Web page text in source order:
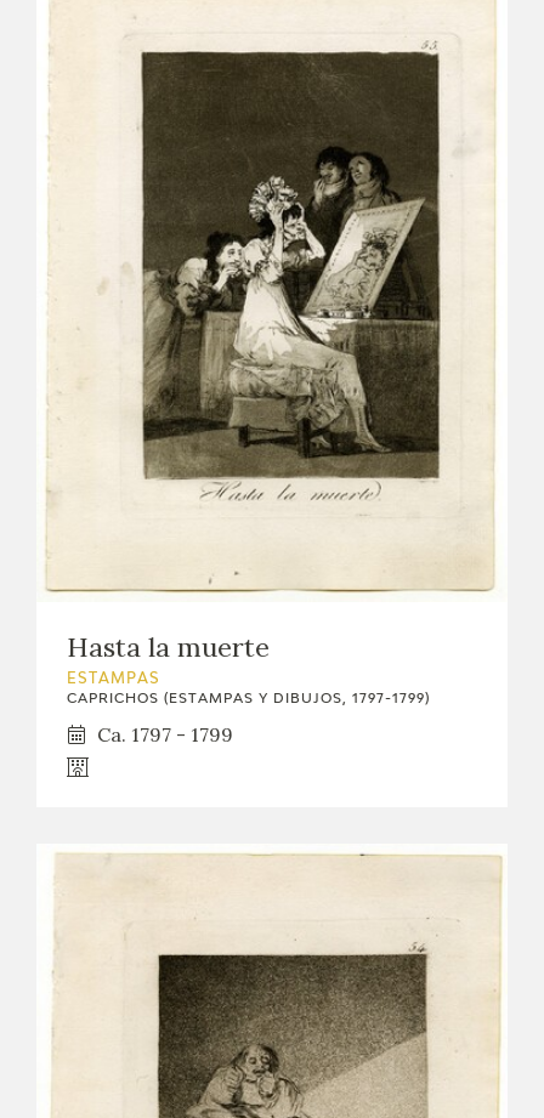
Hasta la muerte
ESTAMPAS
CAPRICHOS (ESTAMPAS Y DIBUJOS, 1797-1799)
Ca. 1797 - 1799